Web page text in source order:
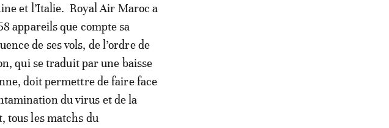
et l’Italie. Royal Air Maroc a
appareils que compte sa
de ses vols, de l’ordre de
qui se traduit par une baisse
doit permettre de faire face
du virus et de la
tous les matchs du